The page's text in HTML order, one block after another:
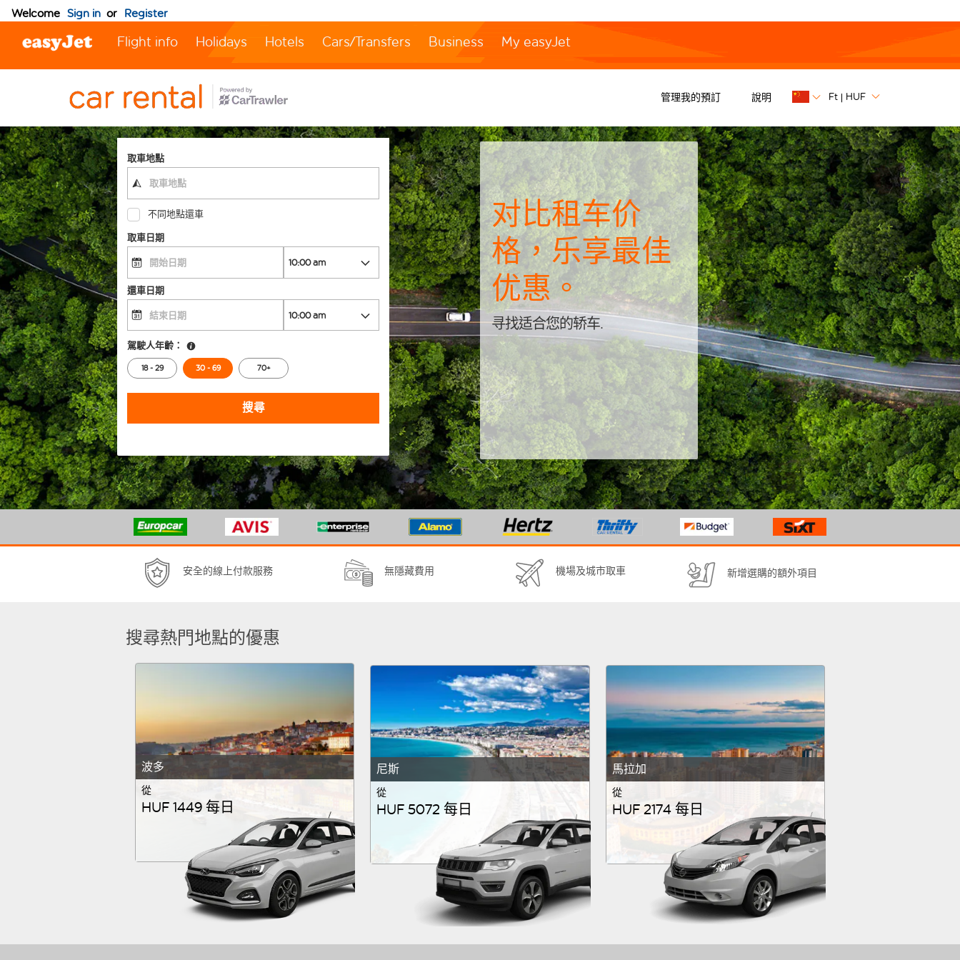
Welcome Sign in or Register
Flight info Holidays Hotels Cars/Transfers Business My easyJet
管理我的預訂 說明 Ft | HUF
取車地點
不同地點還車
取車日期
還車日期
駕駛人年齡：
18 - 29 30 - 69 70+
搜尋
对比租车价
格，乐享最佳
优惠。
寻找适合您的轿车.
安全的線上付款服務 無隱藏費用 機場及城市取車 新增選購的額外項目
搜尋熱門地點的優惠
波多
從
HUF 1449 每日
尼斯
從
HUF 5072 每日
馬拉加
從
HUF 2174 每日